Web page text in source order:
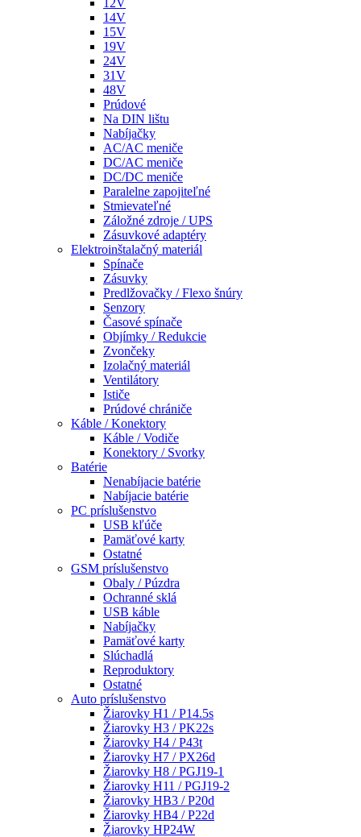
12V
14V
15V
19V
24V
31V
48V
Prúdové
Na DIN lištu
Nabíjačky
AC/AC meniče
DC/AC meniče
DC/DC meniče
Paralelne zapojiteľné
Stmievateľné
Záložné zdroje / UPS
Zásuvkové adaptéry
Elektroinštalačný materiál
Spínače
Zásuvky
Predlžovačky / Flexo šnúry
Senzory
Časové spínače
Objímky / Redukcie
Zvončeky
Izolačný materiál
Ventilátory
Ističe
Prúdové chrániče
Káble / Konektory
Káble / Vodiče
Konektory / Svorky
Batérie
Nenabíjacie batérie
Nabíjacie batérie
PC príslušenstvo
USB kľúče
Pamäťové karty
Ostatné
GSM príslušenstvo
Obaly / Púzdra
Ochranné sklá
USB káble
Nabíjačky
Pamäťové karty
Slúchadlá
Reproduktory
Ostatné
Auto príslušenstvo
Žiarovky H1 / P14.5s
Žiarovky H3 / PK22s
Žiarovky H4 / P43t
Žiarovky H7 / PX26d
Žiarovky H8 / PGJ19-1
Žiarovky H11 / PGJ19-2
Žiarovky HB3 / P20d
Žiarovky HB4 / P22d
Žiarovky HP24W